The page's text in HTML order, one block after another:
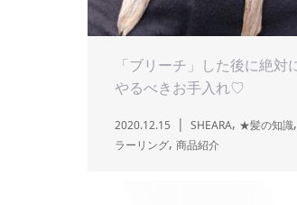
「ブリーチ」した後に絶対
やるべきお手入れ♡
2020.12.15 SHEARA, ★髪の知識,
ラーリング, 商品紹介